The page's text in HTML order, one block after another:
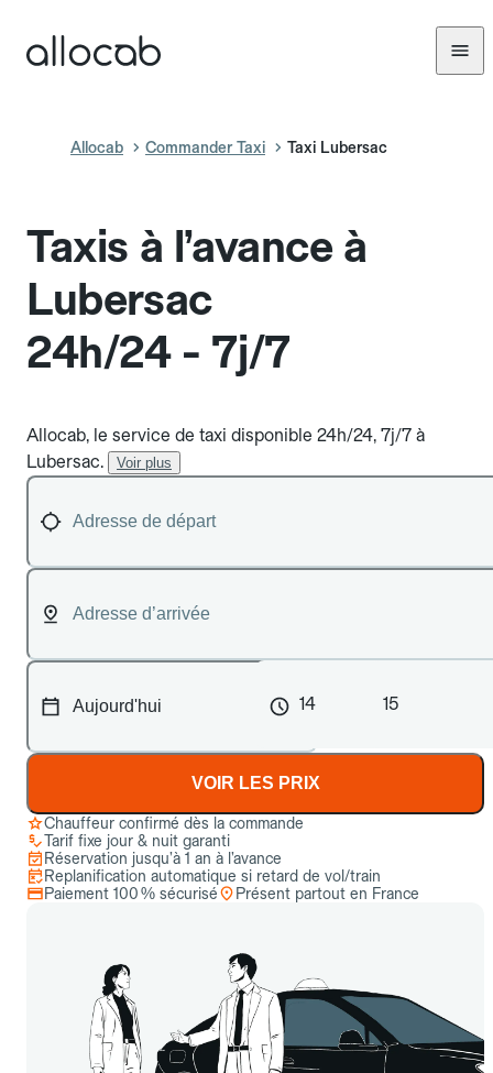
Allocab Commander Taxi Taxi Lubersac
Taxis à l’avance à
Lubersac
24h/24 - 7j/7
Allocab, le service de taxi disponible 24h/24, 7j/7 à
Lubersac.
Voir plus
14 15
VOIR LES PRIX
Chauffeur confirmé dès la commande
Tarif fixe jour & nuit garanti
Réservation jusqu’à 1 an à l’avance
Replanification automatique si retard de vol/train
Paiement 100 % sécurisé
Présent partout en France